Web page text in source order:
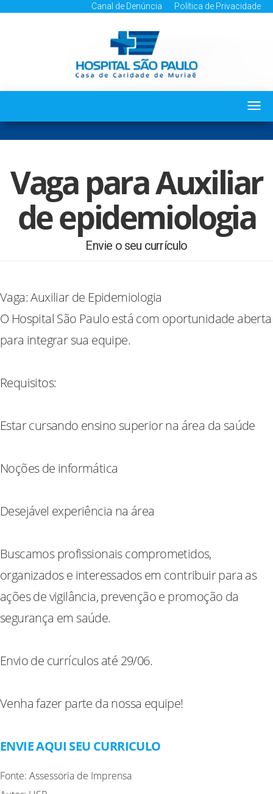
Canal de Denúncia Política de Privacidade
Vaga para Auxiliar
de epidemiologia
Envie o seu currículo
Vaga: Auxiliar de Epidemiologia
O Hospital São Paulo está com oportunidade aberta
para integrar sua equipe.
Requisitos:
Estar cursando ensino superior na área da saúde
Noções de informática
Desejável experiência na área
Buscamos profissionais comprometidos,
organizados e interessados em contribuir para as
ações de vigilância, prevenção e promoção da
segurança em saúde.
Envio de currículos até 29/06.
Venha fazer parte da nossa equipe!
ENVIE AQUI SEU CURRICULO
Fonte: Assessoria de Imprensa